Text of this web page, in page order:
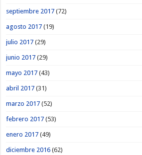
septiembre 2017 (72)
agosto 2017 (19)
julio 2017 (29)
junio 2017 (29)
mayo 2017 (43)
abril 2017 (31)
marzo 2017 (52)
febrero 2017 (53)
enero 2017 (49)
diciembre 2016 (62)